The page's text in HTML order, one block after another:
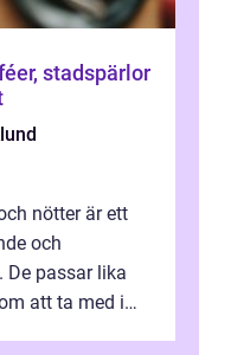
stadspärlor
nötter är ett
och
De passar lika
att ta med i